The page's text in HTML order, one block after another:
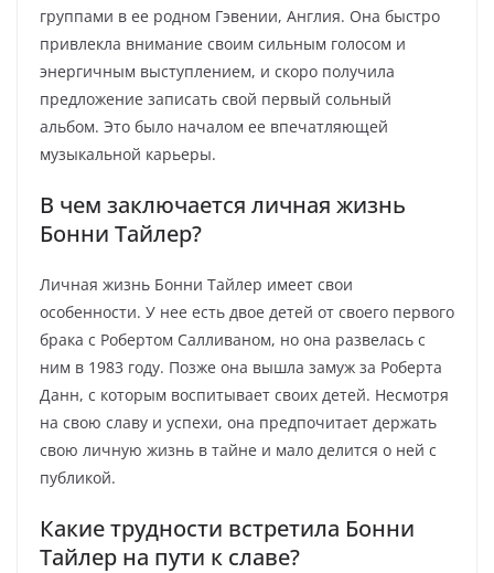
группами в ее родном Гэвении, Англия. Она быстро
привлекла внимание своим сильным голосом и
энергичным выступлением, и скоро получила
предложение записать свой первый сольный
альбом. Это было началом ее впечатляющей
музыкальной карьеры.
В чем заключается личная жизнь
Бонни Тайлер?
Личная жизнь Бонни Тайлер имеет свои
особенности. У нее есть двое детей от своего первого
брака с Робертом Салливаном, но она развелась с
ним в 1983 году. Позже она вышла замуж за Роберта
Данн, с которым воспитывает своих детей. Несмотря
на свою славу и успехи, она предпочитает держать
свою личную жизнь в тайне и мало делится о ней с
публикой.
Какие трудности встретила Бонни
Тайлер на пути к славе?